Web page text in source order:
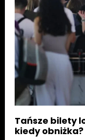
Tańsze bilety
kiedy obniżka?